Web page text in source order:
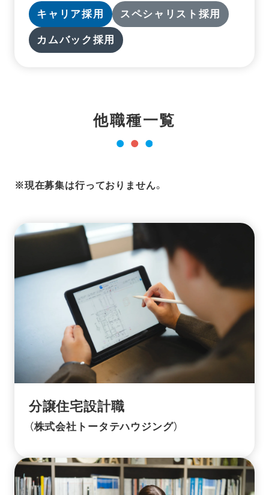
キャリア採用 スペシャリスト採用
カムバック採用
他職種一覧
※現在募集は行っておりません。
分譲住宅設計職
（株式会社トータテハウジング）